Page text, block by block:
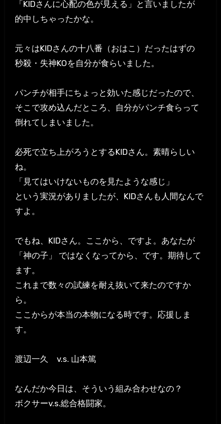
「KIDさんに心配の色が見える」と言いましたが
的中しちゃったかな。
元々はKIDさんの十八番（おはこ）だったはずの
秒殺・失神KOを自分が食らいました。
パンチが相手にちょっと効いた感じだったので、
そこで攻め込んだところ、自分がパンチ食らって
倒れてしまいました。
必死で立ち上がろうとするKIDさん。素晴らしい
ね。
「見てはいけないものを見たような感じ」
という実況がありましたが、KIDさんも人間なんで
すよ。
でもね、KIDさん。ここから、ですよ。あなたが
「神の子」 ではなくなってから、です。期待して
ます。
これまで数々の試練を耐え抜いて来たのですか
ら。
ここからが本当の本物になる時です。応援しま
す。
渡辺一久 v.s. 山本篤
なんだか今日は、そういう組み合わせなの？
ボクサーv.s.総合格闘家。